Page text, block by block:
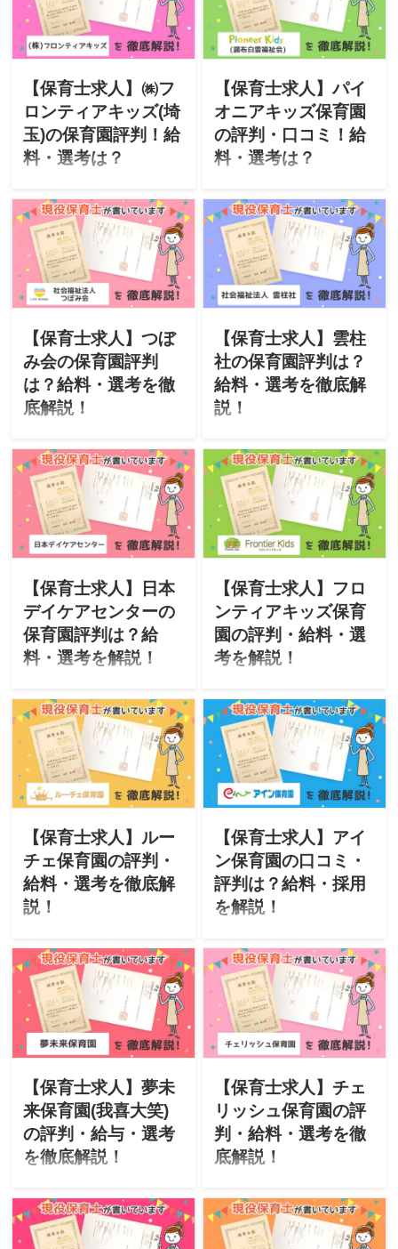
る保育園をご紹介。「特
徴・評判・求人・オススメ
な人・選考」について徹底
ナル」が運営するマミー保
育園をご紹介。「特徴・評
判・求人・オススメな人・
たいと思います。
【保育士求人】㈱フ
ロンティアキッズ(埼
玉)の保育園評判！給
料・選考は？
転職に役立つ情報を掲載。
今回は「株式会社フロンテ
ィアキッズ」が運営する保
育園(なずな・みずき・かん
な・すみれ・みんと・つく
し・つづじ・さつき・あお
らい・あおい・つぐみ)をご
紹介。「評判・求人・オス
スメな人・選考」を徹底解
説します。
【保育士求人】パイ
オニアキッズ保育園
の評判・口コミ！給
料・選考は？
転職に役立つ情報を掲載し
ています。今回は「社会福
祉法人 調布白雲福祉会」が
運営するパイオニアキッズ
保育園をご紹介。「特徴・
評判・求人・オススメな
説したいと思います。
【保育士求人】つぼ
み会の保育園評判
は？給料・選考を徹
底解説！
転職に役立つ情報を掲載し
ています。今回は「社会福
祉法人 つぼみ会」が運営す
る保育園をご紹介。「特
徴・評判・求人・オススメ
な人・選考」について徹底
【保育士求人】雲柱
社の保育園評判は？
給料・選考を徹底解
説！
転職に役立つ情報を掲載し
ています。今回は「社会福
祉法人 雲柱社」が運営する
保育園をご紹介。「特徴・
評判・求人・オススメな
人・選考」について徹底解
【保育士求人】日本
デイケアセンターの
保育園評判は？給
料・選考を解説！
転職に役立つ情報を掲載し
ています。今回は「株式会
社日本デイケアセンター」
が運営する保育園をご紹
介。「特徴・評判・求人・
オススメな人・選考」につ
ます。
【保育士求人】フロ
ンティアキッズ保育
園の評判・給料・選
考を解説！
転職に役立つ情報を掲載し
ています。今回は「株式会
社フューチャーフロンティ
アーズ」が運営するフロン
ティアキッズ保育園をご紹
介。「特徴・評判・求人・
いて徹底解説したいと思い
ます。
【保育士求人】ルー
チェ保育園の評判・
給料・選考を徹底解
説！
転職に役立つ情報を掲載し
ています。今回は「株式会
社ルーチェ」が運営するル
ーチェ保育園をご紹介。
「特徴・評判・求人・オス
スメな人・選考」について
す。
【保育士求人】アイ
ン保育園の口コミ・
評判は？給料・採用
を解説！
転職に役立つ情報を掲載し
ています。今回は、中央出
版株式会社が運営する「ア
イン保育園」をご紹介。
「特徴・評判・求人・オス
スメな人・選考」について
す。
【保育士求人】夢未
来保育園(我喜大笑)
の評判・給与・選考
を徹底解説！
転職に役立つ情報を掲載し
ています。今回は「株式会
社我喜大笑」が運営する
【保育士求人】チェ
リッシュ保育園の評
判・給料・選考を徹
底解説！
転職に役立つ情報を掲載し
ています。今回は、株式会
社チャイルドステージが運